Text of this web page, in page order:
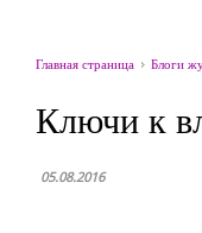
Главная страница Блоги
Ключи к
05.08.2016